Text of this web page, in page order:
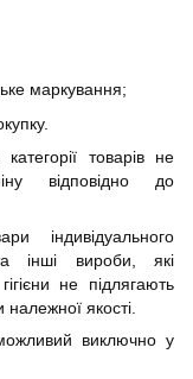
маркування;
товарів не
відповідно до
індивідуального
інші вироби, які
не підлягають
якості.
виключно у